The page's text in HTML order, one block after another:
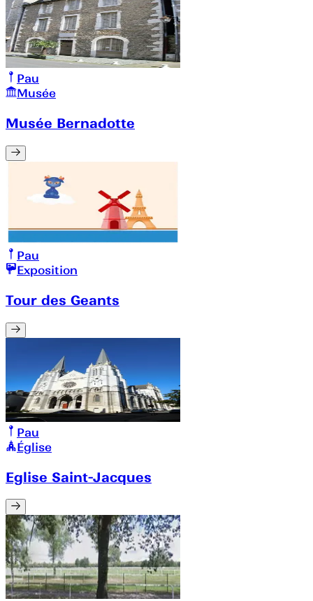
Pau
Musée
Musée Bernadotte
Pau
Exposition
Tour des Geants
Pau
Église
Eglise Saint-Jacques